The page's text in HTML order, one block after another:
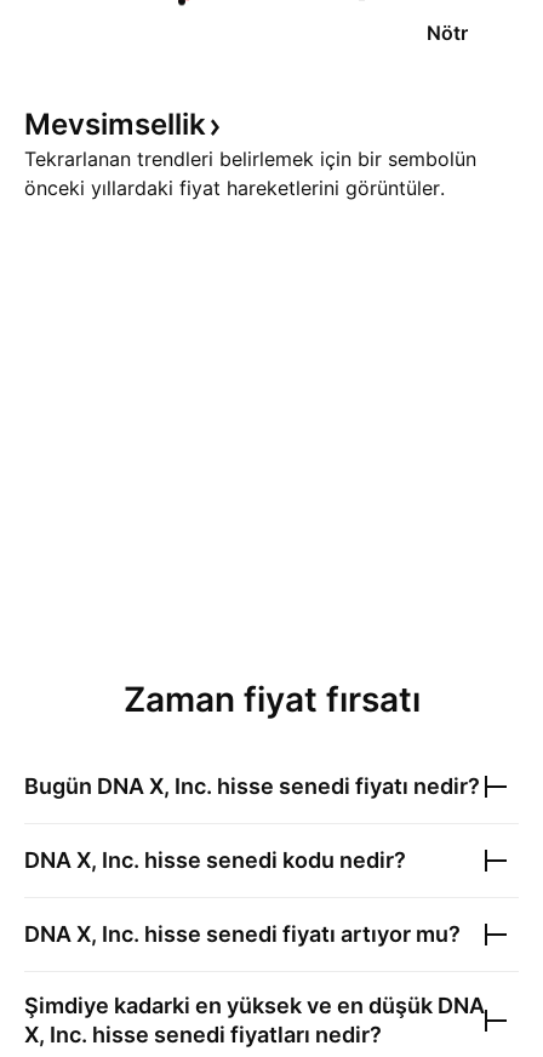
Nötr
Mevsimsellik
Tekrarlanan trendleri belirlemek için bir sembolün
önceki yıllardaki fiyat hareketlerini görüntüler.
Zaman fiyat fırsatı
Bugün DNA X, Inc. hisse senedi fiyatı nedir?
DNA X, Inc. hisse senedi kodu nedir?
DNA X, Inc. hisse senedi fiyatı artıyor mu?
Şimdiye kadarki en yüksek ve en düşük DNA
X, Inc. hisse senedi fiyatları nedir?